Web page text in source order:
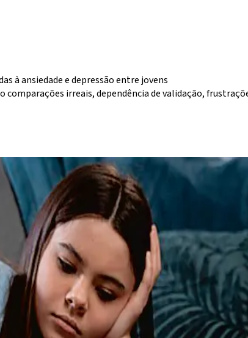
à ansiedade e depressão entre jovens
irreais, dependência de validação,